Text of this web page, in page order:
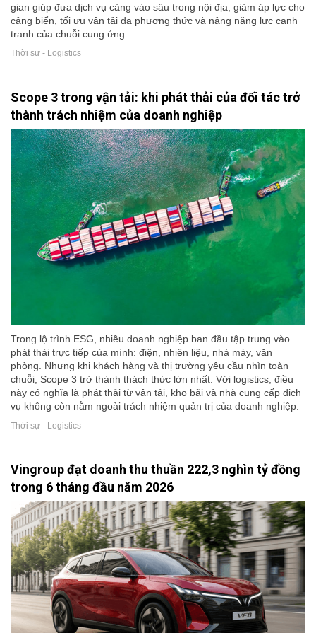
gian giúp đưa dịch vụ cảng vào sâu trong nội địa, giảm áp lực cho
cảng biển, tối ưu vận tải đa phương thức và nâng năng lực cạnh
tranh của chuỗi cung ứng.
Thời sự - Logistics
Scope 3 trong vận tải: khi phát thải của đối tác trở
thành trách nhiệm của doanh nghiệp
Trong lộ trình ESG, nhiều doanh nghiệp ban đầu tập trung vào
phát thải trực tiếp của mình: điện, nhiên liệu, nhà máy, văn
phòng. Nhưng khi khách hàng và thị trường yêu cầu nhìn toàn
chuỗi, Scope 3 trở thành thách thức lớn nhất. Với logistics, điều
này có nghĩa là phát thải từ vận tải, kho bãi và nhà cung cấp dịch
vụ không còn nằm ngoài trách nhiệm quản trị của doanh nghiệp.
Thời sự - Logistics
Vingroup đạt doanh thu thuần 222,3 nghìn tỷ đồng
trong 6 tháng đầu năm 2026